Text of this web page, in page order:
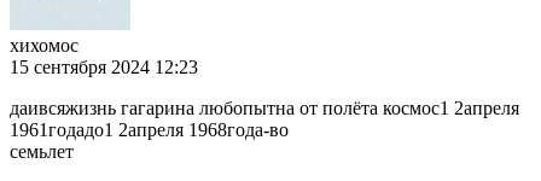
хихомос
15 сентября 2024 12:23
даивсяжизнь гагарина любопытна от полёта космос1 2апреля
1961годадо1 2апреля 1968года-во
семьлет